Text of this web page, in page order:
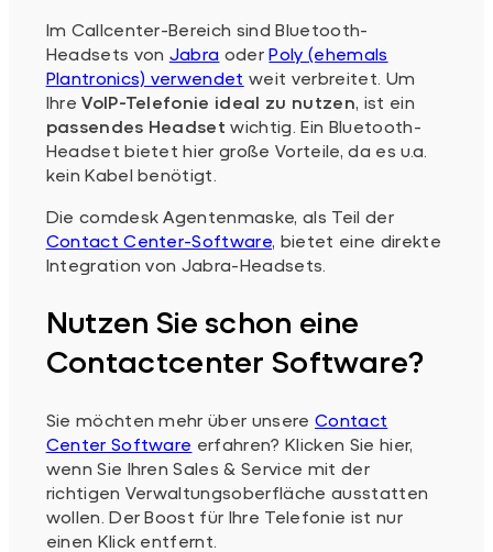
Im Callcenter-Bereich sind Bluetooth-
Headsets von Jabra oderPoly (ehemals
Plantronics) verwendet weit verbreitet. Um
IhreVoIP-Telefonie ideal zu nutzen, ist ein
passendes Headset wichtig. Ein Bluetooth-
Headset bietet hier große Vorteile, da es u.a.
kein Kabel benötigt.
Die comdesk Agentenmaske, als Teil der
Contact Center-Software, bietet eine direkte
Integration von Jabra-Headsets.
Nutzen Sie schon eine
Contactcenter Software?
Sie möchten mehr über unsere Contact
Center Software erfahren? Klicken Sie hier,
wenn Sie Ihren Sales & Service mit der
richtigen Verwaltungsoberfläche ausstatten
wollen. Der Boost für Ihre Telefonie ist nur
einen Klick entfernt.